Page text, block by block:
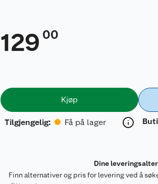
129 00
Kjøp
Tilgjengelig: Få på lager
Dine
Finn alternativer og pris for levering ved å